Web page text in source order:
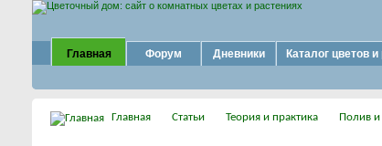
Главная Форум Дневники Каталог цветов
Главная Статьи Теория и практика Полив и